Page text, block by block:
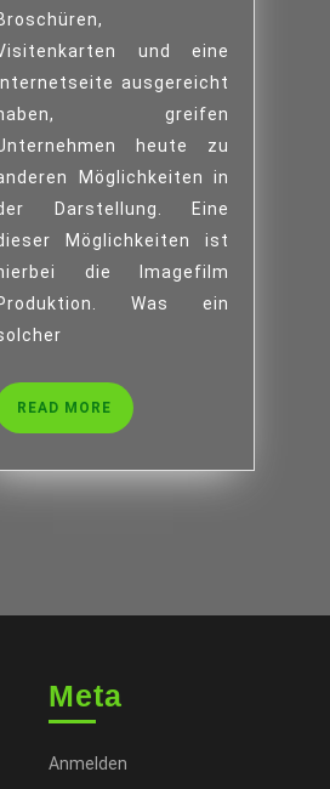
EINER
IMAGEFILM
PRODUKTION
und eine
Internetseite ausgereicht
greifen
heute zu
Möglichkeiten in
Darstellung. Eine
Möglichkeiten ist
die Imagefilm
Was ein
READ MORE READ
MORE
Meta
Anmelden